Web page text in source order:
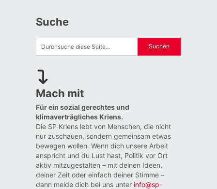
Suche
Mach mit
Für ein sozial gerechtes und
klimaverträgliches Kriens.
Die SP Kriens lebt von Menschen, die nicht
nur zuschauen, sondern gemeinsam etwas
bewegen wollen. Wenn dich unsere Arbeit
anspricht und du Lust hast, Politik vor Ort
aktiv mitzugestalten – mit deinen Ideen,
deiner Zeit oder einfach deiner Stimme –
dann melde dich bei uns unter info@sp-